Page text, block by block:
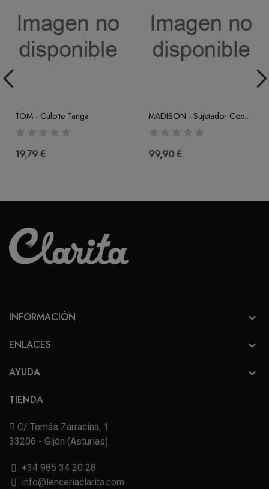
TOM - Culotte Tanga
19,79 €
MADISON - Sujetador Copa Entera Con Aro (F-G.H)
99,90 €
INFORMACIÓN 
ENLACES 
AYUDA 
TIENDA
C/ Tomás Zarracina, 1
33206 - Gijón (Asturias)
+34 985 34 20 28
info@lenceriaclarita.com